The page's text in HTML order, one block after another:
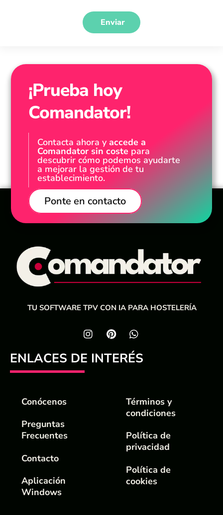
Enviar
¡Prueba hoy
Comandator!
Contacta ahora yaccede a
Comandator sin coste para
descubrir cómo podemos ayudarte
a mejorar la gestión de tu
establecimiento.
Ponte en contacto
TU SOFTWARE TPV CON IA PARA HOSTELERÍA
ENLACES DE INTERÉS
Conócenos
Preguntas
Frecuentes
Contacto
Aplicación
Windows
Términos y
condiciones
Política de
privacidad
Política de
cookies